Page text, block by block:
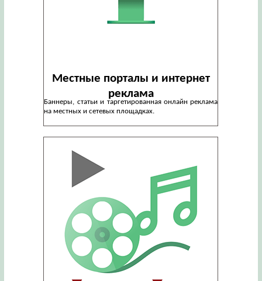
Местные порталы и интернет
реклама
Баннеры, статьи и таргетированная онлайн реклама
на местных и сетевых площадках.